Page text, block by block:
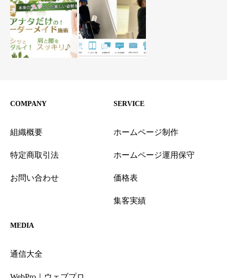
COMPANY
組織概要
特定商取引法
お問い合わせ
SERVICE
ホームページ制作
ホームページ運用保守
価格表
集客実績
MEDIA
通信大全